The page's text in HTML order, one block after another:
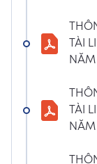
(Phiếu
02/04/
6:07 PM
LIỆU
(Phiếu
02/04/
THÔNG
TÀI
TÀI